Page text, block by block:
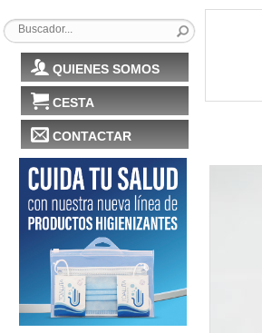
QUIENES SOMOS
CESTA
CONTACTAR